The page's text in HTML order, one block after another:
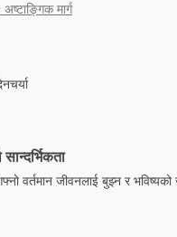
अष्टाङ्गिक मार्ग
वर्तमान जीवनलाई बुझ्न र भविष्यको